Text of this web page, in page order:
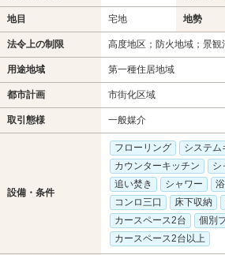
地目 宅地 地勢
法令上の制限 高度地区；防火地域；景
用途地域 第一種住居地域
都市計画 市街化区域
取引態様 一般媒介
設備・条件
フローリング
システム
カウンターキッチン
シ
追い焚き
シャワー
コンロ三口
床下収納
カースペース2台
個別
カースペース2台以上